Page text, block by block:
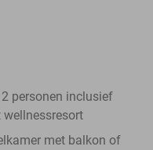
personen inclusief
wellnessresort
met balkon of